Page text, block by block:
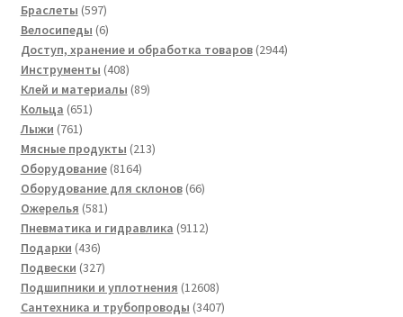
Браслеты 597597
товаров
Велосипеды 66
товаров
Доступ, хранение и обработка товаров 29442944
Инструменты 408408
товаров
Клей и материалы 8989
Кольца 651651
Лыжи 761761
товар
Мясные продукты 213213
Оборудование 81648164
товара
Оборудование для склонов 6666
Ожерелья 581581
товар
Пневматика и гидравлика 91129112
Подарки 436436
товаров
Подвески 327327
товаров
Подшипники и уплотнения 1260812608
товаров
Сантехника и трубопроводы 34073407